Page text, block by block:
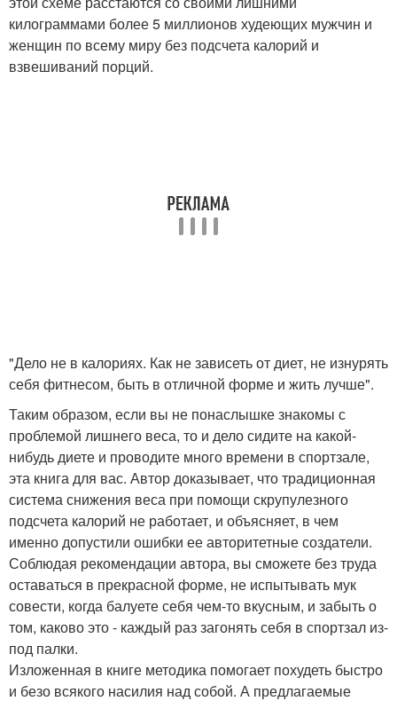
килограммами более 5 миллионов худеющих мужчин и
женщин по всему миру без подсчета калорий и
взвешиваний порций.
"Дело не в калориях. Как не зависеть от диет, не изнурять
себя фитнесом, быть в отличной форме и жить лучше".
Таким образом, если вы не понаслышке знакомы с
проблемой лишнего веса, то и дело сидите на какой-
нибудь диете и проводите много времени в спортзале,
эта книга для вас. Автор доказывает, что традиционная
система снижения веса при помощи скрупулезного
подсчета калорий не работает, и объясняет, в чем
именно допустили ошибки ее авторитетные создатели.
Соблюдая рекомендации автора, вы сможете без труда
оставаться в прекрасной форме, не испытывать мук
совести, когда балуете себя чем-то вкусным, и забыть о
том, каково это - каждый раз загонять себя в спортзал из-
под палки.
Изложенная в книге методика помогает похудеть быстро
и безо всякого насилия над собой. А предлагаемые